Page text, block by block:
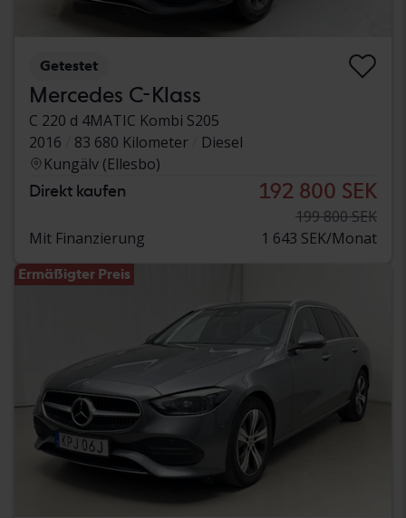
Getestet
Mercedes C-Klass
C 220 d 4MATIC Kombi S205
2016
83 680 Kilometer
Diesel
Kungälv (Ellesbo)
Direkt kaufen 192 800 SEK
199 800 SEK
Mit Finanzierung
1 643 SEK/Monat
Ermäßigter Preis